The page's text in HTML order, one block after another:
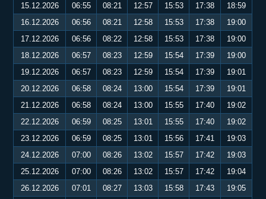
15.12.2026
06:55 08:21 12:57 15:53 17:38
18:59
16.12.2026
06:56 08:21 12:58 15:53 17:38
19:00
17.12.2026
06:56 08:22 12:58 15:53 17:38
19:00
18.12.2026
06:57 08:23 12:59 15:54 17:39
19:00
19.12.2026
06:57 08:23 12:59 15:54 17:39
19:01
20.12.2026
06:58 08:24 13:00 15:54 17:39
19:01
21.12.2026
06:58 08:24 13:00 15:55 17:40
19:02
22.12.2026
06:59 08:25 13:01 15:55 17:40
19:02
23.12.2026
06:59 08:25 13:01 15:56 17:41
19:03
24.12.2026
07:00 08:26 13:02 15:57 17:42
19:03
25.12.2026
07:00 08:26 13:02 15:57 17:42
19:04
26.12.2026
07:01 08:27 13:03 15:58 17:43
19:05